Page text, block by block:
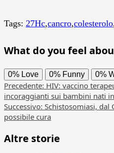
Tags: 27Hc,cancro,colesterolo
What do you feel
0% Love 0% Funny 0%
Navigazione
articolo
Precedente: HIV: vaccino
incoraggianti sui bambini nati
Successivo: Schistosomiasi, dal
possibile cura
Altre storie